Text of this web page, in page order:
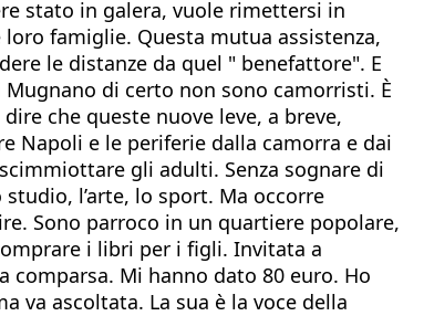
stato in galera, vuole rimettersi in
famiglie. Questa mutua assistenza,
le distanze da quel " benefattore". E
di certo non sono camorristi. È
che queste nuove leve, a breve,
Napoli e le periferie dalla camorra e dai
gli adulti. Senza sognare di
l’arte, lo sport. Ma occorre
Sono parroco in un quartiere popolare,
i libri per i figli. Invitata a
Mi hanno dato 80 euro. Ho
va ascoltata. La sua è la voce della